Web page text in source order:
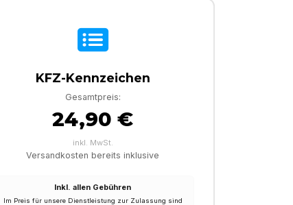
KFZ-Kennzeichen
Gesamtpreis:
24,90 €
inkl. MwSt.
Versandkosten bereits inklusive
Inkl. allen Gebühren
Im Preis für unsere Dienstleistung zur Zulassung sind